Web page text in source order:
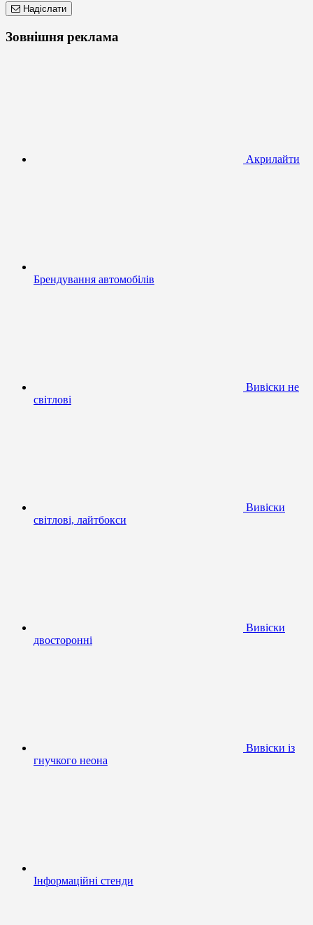
Надіслати
Зовнішня реклама
Акрилайти
Брендування автомобілів
Вивіски не
світлові
Вивіски
світлові, лайтбокси
Вивіски
двосторонні
Вивіски із
гнучкого неона
Інформаційні стенди